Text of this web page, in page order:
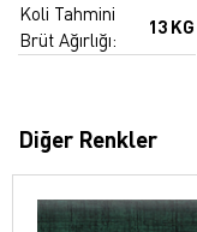
Koli Tahmini
Brüt Ağırlığı:
13 KG
Diğer Renkler